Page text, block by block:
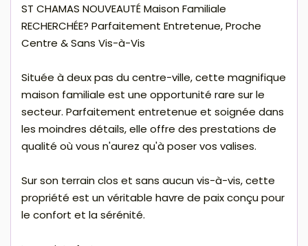
ST CHAMAS NOUVEAUTÉ Maison Familiale
RECHERCHÉE? Parfaitement Entretenue, Proche
Centre & Sans Vis-à-Vis
Située à deux pas du centre-ville, cette magnifique
maison familiale est une opportunité rare sur le
secteur. Parfaitement entretenue et soignée dans
les moindres détails, elle offre des prestations de
qualité où vous n'aurez qu'à poser vos valises.
Sur son terrain clos et sans aucun vis-à-vis, cette
propriété est un véritable havre de paix conçu pour
le confort et la sérénité.